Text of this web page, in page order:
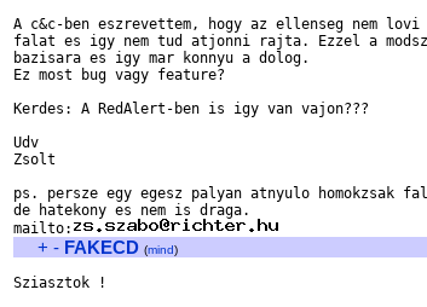
A c&c-ben eszrevettem, hogy az ellenseg nem lovi
falat es igy nem tud atjonni rajta. Ezzel a
bazisara es igy mar konnyu a dolog.
Ez most bug vagy feature?
Kerdes: A RedAlert-ben is igy van vajon???
Udv
Zsolt
ps. persze egy egesz palyan atnyulo homokzsak
de hatekony es nem is draga.
mailto:
+ - FAKECD (mind)
Sziasztok !